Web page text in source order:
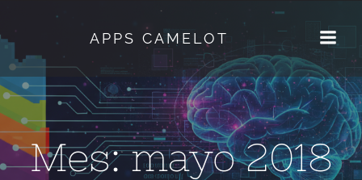
contenido
APPS CAMELOT
Mes:mayo 2018